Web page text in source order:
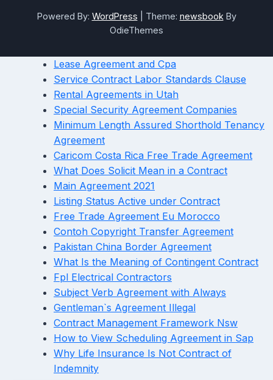
Powered By: WordPress Theme: newsbook By
OdieThemes
Lease Agreement and Cpa
Service Contract Labor Standards Clause
Rental Agreements in Utah
Special Security Agreement Companies
Minimum Length Assured Shorthold Tenancy
Agreement
Caricom Costa Rica Free Trade Agreement
What Does Solicit Mean in a Contract
Main Agreement 2021
Listing Status Active under Contract
Free Trade Agreement Eu Morocco
Contoh Copyright Transfer Agreement
Pakistan China Border Agreement
What Is the Meaning of Contingent Contract
Fpl Electrical Contractors
Subject Verb Agreement with Always
Gentleman`s Agreement Illegal
Contract Management Framework Nsw
How to View Scheduling Agreement in Sap
Why Life Insurance Is Not Contract of
Indemnity